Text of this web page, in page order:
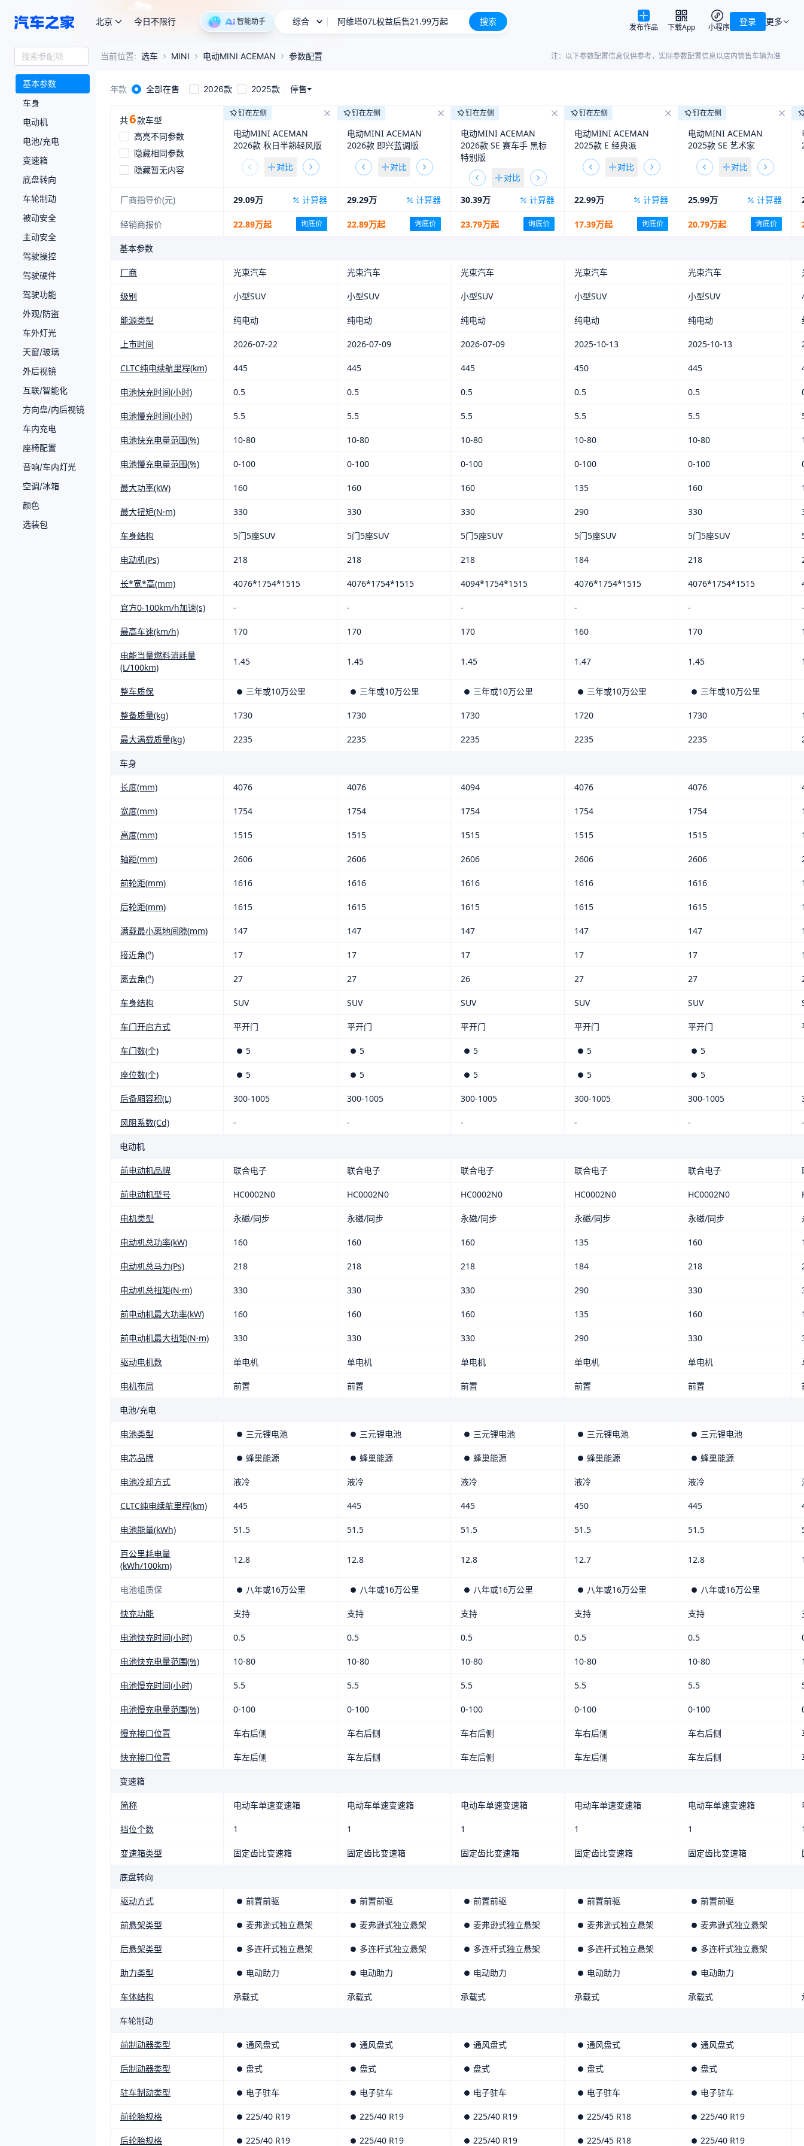
北京 今日不限行 智能助手 综合 长城H10 新车上市
长城H10 新车上市
搜索 更多
登录
发布作品 下载App 小程序
搜索参配项
基本参数
车身
电动机
电池/充电
变速箱
底盘转向
车轮制动
被动安全
主动安全
驾驶操控
驾驶硬件
驾驶功能
外观/防盗
车外灯光
天窗/玻璃
外后视镜
互联/智能化
方向盘/内后视镜
车内充电
座椅配置
音响/车内灯光
空调/冰箱
颜色
选装包
当前位置: 选车 MINI 电动MINI ACEMAN 参数配置 注：以下参数配置信息仅供参考，实际参数配置信息以店内销售车辆为准
年款 全部在售 2026款 2025款 停售
共6款车型
高亮不同参数
隐藏相同参数
隐藏暂无内容
钉在左侧
电动MINI ACEMAN
2026款 秋日半熟轻风版
对比
钉在左侧
电动MINI ACEMAN
2026款 即兴蓝调版
对比
钉在左侧
电动MINI ACEMAN
2026款 SE 赛车手 黑标
特别版
对比
钉在左侧
电动MINI ACEMAN
2025款 E 经典派
对比
钉在左侧
电动MINI ACEMAN
2025款 SE 艺术家
对比
厂商指导价(元) 29.09万 计算器 29.29万 计算器 30.39万 计算器 22.99万 计算器 25.99万 计算器
经销商报价 22.89万起 询底价 22.89万起 询底价 23.79万起 询底价 17.39万起 询底价 20.79万起 询底价
基本参数
厂商 光束汽车 光束汽车 光束汽车 光束汽车 光束汽车
级别 小型SUV 小型SUV 小型SUV 小型SUV 小型SUV
能源类型 纯电动 纯电动 纯电动 纯电动 纯电动
上市时间 2026-07-22 2026-07-09 2026-07-09 2025-10-13 2025-10-13
CLTC纯电续航里程(km) 445 445 445 450 445
电池快充时间(小时) 0.5 0.5 0.5 0.5 0.5
电池慢充时间(小时) 5.5 5.5 5.5 5.5 5.5
电池快充电量范围(%) 10-80 10-80 10-80 10-80 10-80
电池慢充电量范围(%) 0-100 0-100 0-100 0-100 0-100
最大功率(kW) 160 160 160 135 160
最大扭矩(N·m) 330 330 330 290 330
车身结构 5门5座SUV 5门5座SUV 5门5座SUV 5门5座SUV 5门5座SUV
电动机(Ps) 218 218 218 184 218
长*宽*高(mm) 4076*1754*1515 4076*1754*1515 4094*1754*1515 4076*1754*1515 4076*1754*1515
官方0-100km/h加速(s) - - - - - -
最高车速(km/h) 170 170 170 160 170
电能当量燃料消耗量
(L/100km)
1.45 1.45 1.45 1.47 1.45
整车质保 三年或10万公里 三年或10万公里 三年或10万公里 三年或10万公里 三年或10万公里
整备质量(kg) 1730 1730 1730 1720 1730
最大满载质量(kg) 2235 2235 2235 2235 2235
车身
长度(mm) 4076 4076 4094 4076 4076
宽度(mm) 1754 1754 1754 1754 1754
高度(mm) 1515 1515 1515 1515 1515
轴距(mm) 2606 2606 2606 2606 2606
前轮距(mm) 1616 1616 1616 1616 1616
后轮距(mm) 1615 1615 1615 1615 1615
满载最小离地间隙(mm) 147 147 147 147 147
接近角(°) 17 17 17 17 17
离去角(°) 27 27 26 27 27
车身结构 SUV SUV SUV SUV SUV
车门开启方式 平开门 平开门 平开门 平开门 平开门
车门数(个) 5 5 5 5 5
座位数(个) 5 5 5 5 5
后备厢容积(L) 300-1005 300-1005 300-1005 300-1005 300-1005
风阻系数(Cd) - - - - - -
电动机
前电动机品牌 联合电子 联合电子 联合电子 联合电子 联合电子
前电动机型号 HC0002N0 HC0002N0 HC0002N0 HC0002N0 HC0002N0
电机类型 永磁/同步 永磁/同步 永磁/同步 永磁/同步 永磁/同步
电动机总功率(kW) 160 160 160 135 160
电动机总马力(Ps) 218 218 218 184 218
电动机总扭矩(N·m) 330 330 330 290 330
前电动机最大功率(kW) 160 160 160 135 160
前电动机最大扭矩(N·m) 330 330 330 290 330
驱动电机数 单电机 单电机 单电机 单电机 单电机
电机布局 前置 前置 前置 前置 前置
电池/充电
电池类型 三元锂电池 三元锂电池 三元锂电池 三元锂电池 三元锂电池
电芯品牌 蜂巢能源 蜂巢能源 蜂巢能源 蜂巢能源 蜂巢能源
电池冷却方式 液冷 液冷 液冷 液冷 液冷
CLTC纯电续航里程(km) 445 445 445 450 445
电池能量(kWh) 51.5 51.5 51.5 51.5 51.5
百公里耗电量
(kWh/100km)
12.8 12.8 12.8 12.7 12.8
电池组质保 八年或16万公里 八年或16万公里 八年或16万公里 八年或16万公里 八年或16万公里
快充功能 支持 支持 支持 支持 支持
电池快充时间(小时) 0.5 0.5 0.5 0.5 0.5
电池快充电量范围(%) 10-80 10-80 10-80 10-80 10-80
电池慢充时间(小时) 5.5 5.5 5.5 5.5 5.5
电池慢充电量范围(%) 0-100 0-100 0-100 0-100 0-100
慢充接口位置 车右后侧 车右后侧 车右后侧 车右后侧 车右后侧
快充接口位置 车左后侧 车左后侧 车左后侧 车左后侧 车左后侧
变速箱
简称 电动车单速变速箱 电动车单速变速箱 电动车单速变速箱 电动车单速变速箱 电动车单速变速箱
挡位个数 1 1 1 1 1
变速箱类型 固定齿比变速箱 固定齿比变速箱 固定齿比变速箱 固定齿比变速箱 固定齿比变速箱
底盘转向
驱动方式 前置前驱 前置前驱 前置前驱 前置前驱 前置前驱
前悬架类型 麦弗逊式独立悬架 麦弗逊式独立悬架 麦弗逊式独立悬架 麦弗逊式独立悬架 麦弗逊式独立悬架
后悬架类型 多连杆式独立悬架 多连杆式独立悬架 多连杆式独立悬架 多连杆式独立悬架 多连杆式独立悬架
助力类型 电动助力 电动助力 电动助力 电动助力 电动助力
车体结构 承载式 承载式 承载式 承载式 承载式
车轮制动
前制动器类型 通风盘式 通风盘式 通风盘式 通风盘式 通风盘式
后制动器类型 盘式 盘式 盘式 盘式 盘式
驻车制动类型 电子驻车 电子驻车 电子驻车 电子驻车 电子驻车
前轮胎规格 225/40 R19 225/40 R19 225/40 R19 225/45 R18 225/40 R19
后轮胎规格 225/40 R19 225/40 R19 225/40 R19 225/45 R18 225/40 R19